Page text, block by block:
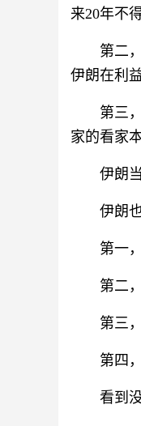
来20年不
第二
伊朗在利
第三
家的看家
伊朗
伊朗
第一
第二
第三
第四
看到